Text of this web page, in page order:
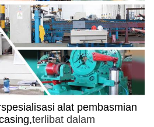
alat pembasmian
terlibat dalam